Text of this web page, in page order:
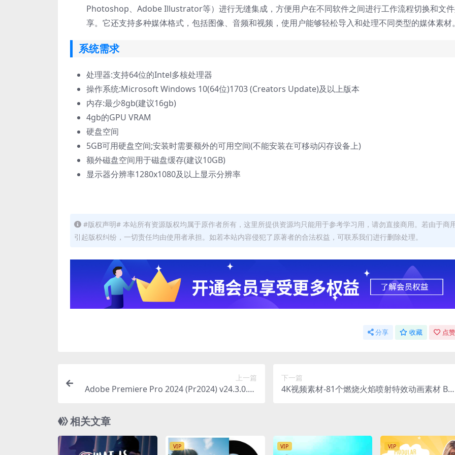
Photoshop、Adobe Illustrator等）进行无缝集成，方便用户在不同软件之间进行工作流程切换和文
享。它还支持多种媒体格式，包括图像、音频和视频，使用户能够轻松导入和处理不同类型的媒体素材。
系统需求
处理器:支持64位的Intel多核处理器
操作系统:Microsoft Windows 10(64位)1703 (Creators Update)及以上版本
内存:最少8gb(建议16gb)
4gb的GPU VRAM
硬盘空间
5GB可用硬盘空间;安装时需要额外的可用空间(不能安装在可移动闪存设备上)
额外磁盘空间用于磁盘缓存(建议10GB)
显示器分辨率1280x1080及以上显示分辨率
#版权声明# 本站所有资源版权均属于原作者所有，这里所提供资源均只能用于参考学习用，请勿直接商用。若由于商
引起版权纠纷，一切责任均由使用者承担。如若本站内容侵犯了原著者的合法权益，可联系我们进行删除处理。
分享 收藏 点
上一篇
Adobe Premiere Pro 2024 (Pr2024) v24.3.0.59
下一篇
4K视频素材-81个燃烧火焰喷射特效动画素材 BB
相关文章
VIP VIP VIP